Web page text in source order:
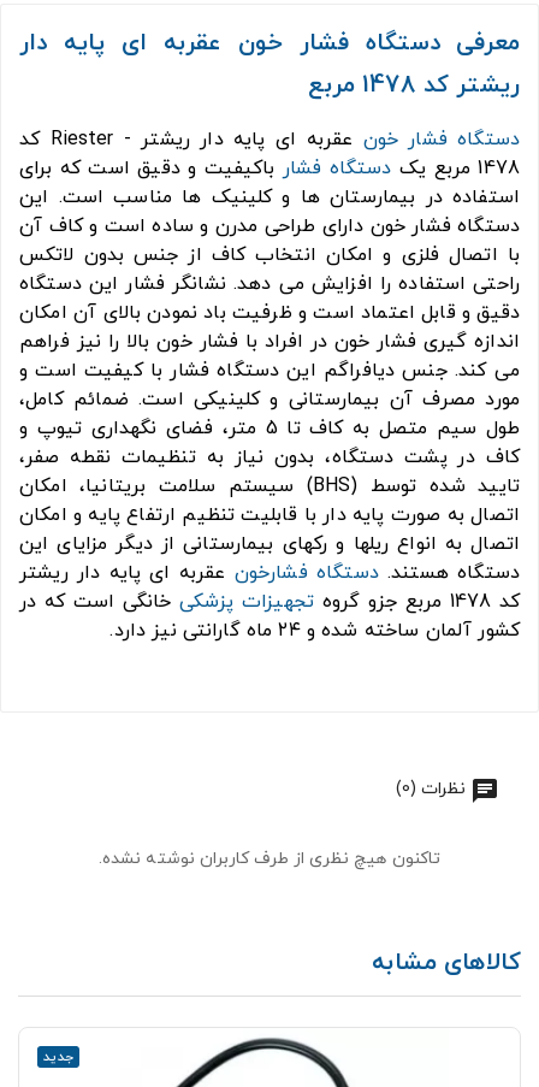
معرفی دستگاه فشار خون عقربه ای پایه دار
ریشتر کد 1478 مربع
دستگاه فشار خون
عقربه ای پایه دار ریشتر - Riester کد
1478 مربع یک
دستگاه فشار باکیفیت و دقیق است که برای
استفاده در بیمارستان ها و کلینیک ها مناسب است. این
دستگاه فشار خون دارای طراحی مدرن و ساده است و کاف آن
با اتصال فلزی و امکان انتخاب کاف از جنس بدون لاتکس
راحتی استفاده را افزایش می دهد. نشانگر فشار این دستگاه
دقیق و قابل اعتماد است و ظرفیت باد نمودن بالای آن امکان
اندازه گیری فشار خون در افراد با فشار خون بالا را نیز فراهم
می کند. جنس دیافراگم این دستگاه فشار با کیفیت است و
مورد مصرف آن بیمارستانی و کلینیکی است. ضمائم کامل،
طول سیم متصل به کاف تا 5 متر، فضای نگهداری تیوپ و
کاف در پشت دستگاه، بدون نیاز به تنظیمات نقطه صفر،
تایید شده توسط (BHS) سیستم سلامت بریتانیا، امکان
اتصال به صورت پایه دار با قابلیت تنظیم ارتفاع پایه و امکان
اتصال به انواع ریلها و رکهای بیمارستانی از دیگر مزایای این
دستگاه هستند.دستگاه فشارخون عقربه ای پایه دار ریشتر
کد 1478 مربع جزو گروه
تجهیزات پزشکی خانگی است که در
کشور آلمان ساخته شده و ۲۴ ماه گارانتی نیز دارد.
نظرات (0)
تاکنون هیچ نظری از طرف کاربران نوشته نشده.
کالاهای مشابه
جدید